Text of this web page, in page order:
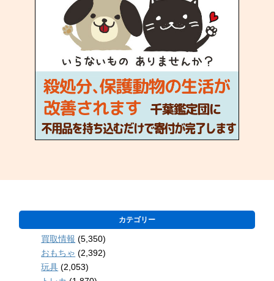
カテゴリー
買取情報 (5,350)
おもちゃ (2,392)
玩具 (2,053)